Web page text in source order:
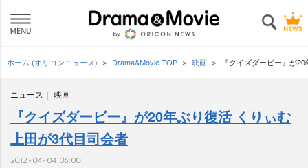
ホーム (オリコンニュース) Drama&Movie TOP 映画 『クイズダービー』が
ニュース 映画
『クイズダービー』が20年ぶり復活 くりぃむ
上田が3代目司会者
2012-04-04 06:00